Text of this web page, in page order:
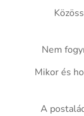
Nem
Mikor és
A